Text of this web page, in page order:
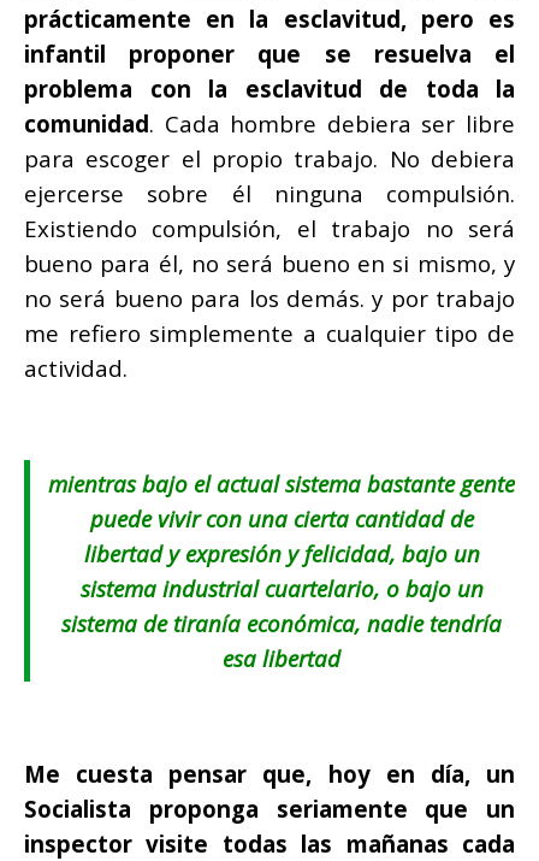
prácticamente en la esclavitud, pero es
infantil proponer que se resuelva el
problema con la esclavitud de toda la
comunidad. Cada hombre debiera ser libre
para escoger el propio trabajo. No debiera
ejercerse sobre él ninguna compulsión.
Existiendo compulsión, el trabajo no será
bueno para él, no será bueno en si mismo, y
no será bueno para los demás. y por trabajo
me refiero simplemente a cualquier tipo de
actividad.
mientras bajo el actual sistema bastante gente
puede vivir con una cierta cantidad de
libertad y expresión y felicidad, bajo un
sistema industrial cuartelario, o bajo un
sistema de tiranía económica, nadie tendría
esa libertad
Me cuesta pensar que, hoy en día, un
Socialista proponga seriamente que un
inspector visite todas las mañanas cada